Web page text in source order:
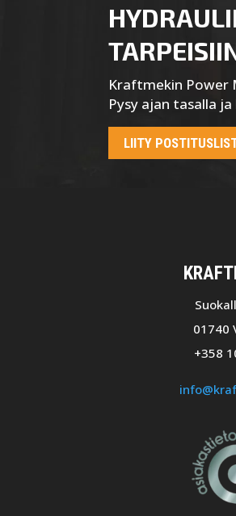
Kraftmekin Power
Pysy ajan tasalla
LIITY
01740
+358